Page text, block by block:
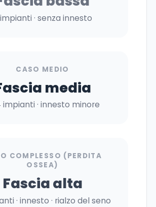
· senza innesto
CASO MEDIO
media
impianti · innesto minore
COMPLESSO (PERDITA
OSSEA)
Fascia alta
· innesto · rialzo del seno